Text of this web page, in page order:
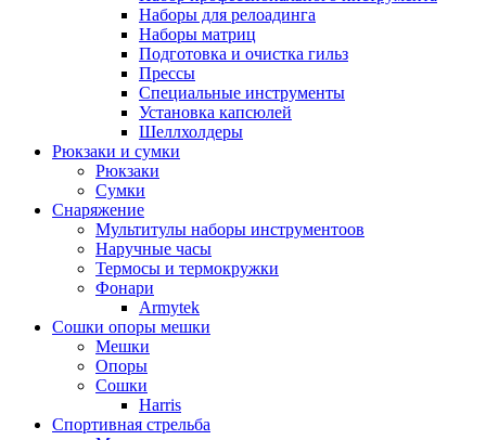
Наборы для релоадинга
Наборы матриц
Подготовка и очистка гильз
Прессы
Специальные инструменты
Установка капсюлей
Шеллхолдеры
Рюкзаки и сумки
Рюкзаки
Сумки
Снаряжение
Мультитулы наборы инструментоов
Наручные часы
Термосы и термокружки
Фонари
Armytek
Сошки опоры мешки
Мешки
Опоры
Сошки
Harris
Спортивная стрельба